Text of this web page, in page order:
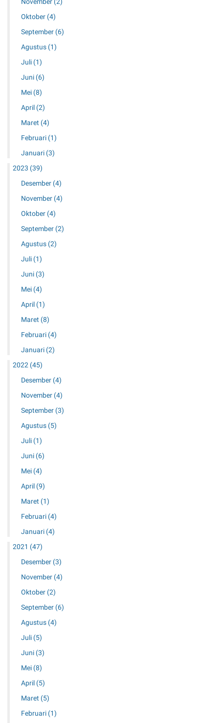
Oktober (4)
September (6)
Agustus (1)
Juli (1)
Juni (6)
Mei (8)
April (2)
Maret (4)
Februari (1)
Januari (3)
2023 (39)
Desember (4)
November (4)
Oktober (4)
September (2)
Agustus (2)
Juli (1)
Juni (3)
Mei (4)
April (1)
Maret (8)
Februari (4)
Januari (2)
2022 (45)
Desember (4)
November (4)
September (3)
Agustus (5)
Juli (1)
Juni (6)
Mei (4)
April (9)
Maret (1)
Februari (4)
Januari (4)
2021 (47)
Desember (3)
November (4)
Oktober (2)
September (6)
Agustus (4)
Juli (5)
Juni (3)
Mei (8)
April (5)
Maret (5)
Februari (1)